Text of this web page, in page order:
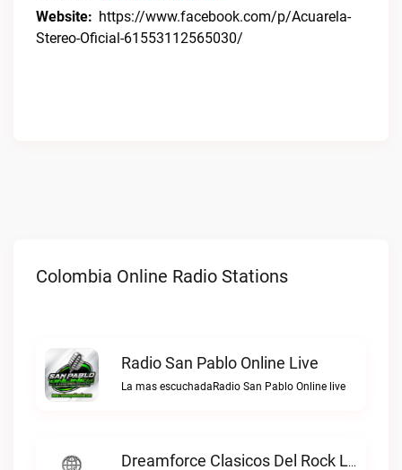
Website: https://www.facebook.com/p/Acuarela-
Stereo-Oficial-61553112565030/
Colombia Online Radio Stations
Radio San Pablo Online Live
La mas escuchadaRadio San Pablo Online live
Dreamforce Clasicos Del Rock Live